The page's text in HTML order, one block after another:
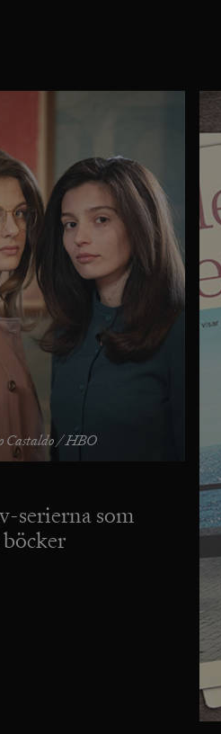
Castaldo / HBO
serierna som
böcker